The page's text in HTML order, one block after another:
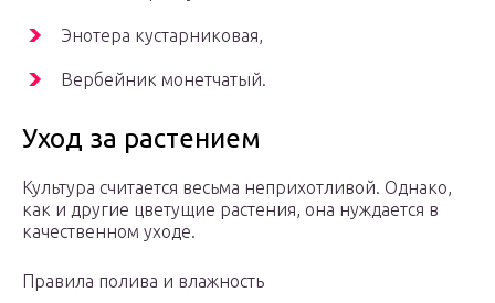
Энотера кустарниковая,
Вербейник монетчатый.
Уход за растением
Культура считается весьма неприхотливой. Однако,
как и другие цветущие растения, она нуждается в
качественном уходе.
Правила полива и влажность